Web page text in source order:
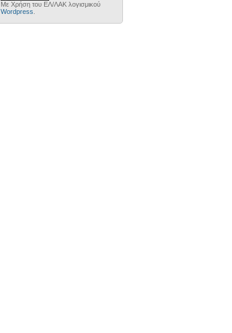
Με Χρήση του ΕΛ/ΛΑΚ λογισμικού
Wordpress